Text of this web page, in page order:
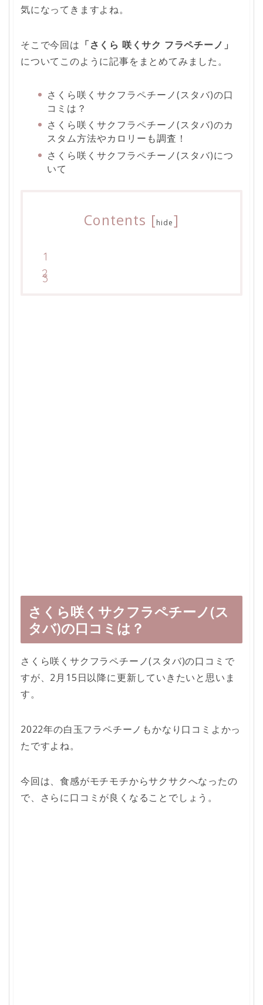
気になってきますよね。
そこで今回は 「さくら 咲くサク フラペチーノ」
についてこのように記事をまとめてみました。
さくら咲くサクフラペチーノ(スタバ)の口
コミは？
さくら咲くサクフラペチーノ(スタバ)のカ
スタム方法やカロリーも調査！
さくら咲くサクフラペチーノ(スタバ)につ
いて
Contents [hide]
さくら咲くサクフラペチーノ(ス
タバ)の口コミは？
さくら咲くサクフラペチーノ(スタバ)の口コミで
すが、2月15日以降に更新していきたいと思いま
す。
2022年の白玉フラペチーノもかなり口コミよかっ
たですよね。
今回は、食感がモチモチからサクサクへなったの
で、さらに口コミが良くなることでしょう。